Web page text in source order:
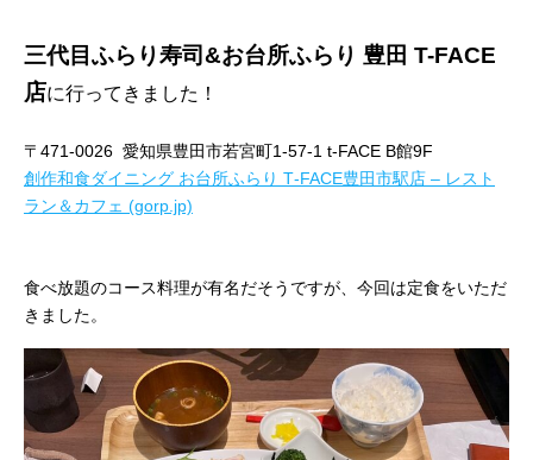
三代目ふらり寿司&お台所ふらり 豊田 T-FACE
店に行ってきました！
〒471-0026 愛知県豊田市若宮町1-57-1 t-FACE B館9F
創作和食ダイニング お台所ふらり T‐FACE豊田市駅店 – レスト
ラン＆カフェ (gorp.jp)
食べ放題のコース料理が有名だそうですが、今回は定食をいただ
きました。